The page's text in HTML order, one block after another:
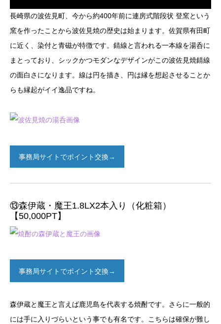
長崎県の波佐見町、今から約400年前に連房式階段状 登窯という
窯を作ったことから波佐見焼の歴史は始まります。佐賀県有田町
に近く、染付と青磁が特徴です。錆線と言われる一本線を湯呑に
まとっており、シックかつモダンなデザインがこの波佐見焼錆線
の面白さになります。線は円を描き、円は縁を想起させることか
らも縁起がイイ逸品ですね。
事務局サイトでポイント交換→
⑬森伊蔵・魔王1.8LX2本入り（化粧箱）
【50,000PT】
事務局サイトでポイント交換→
森伊蔵と魔王と言えば鹿児島を代表する焼酎です。さらに一般的
には手に入りづらいという事でも有名です。こちらは確保が難し